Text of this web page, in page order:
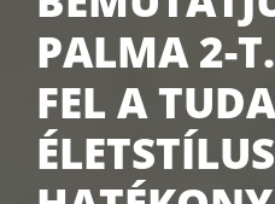
PALMA 2-
FEL A